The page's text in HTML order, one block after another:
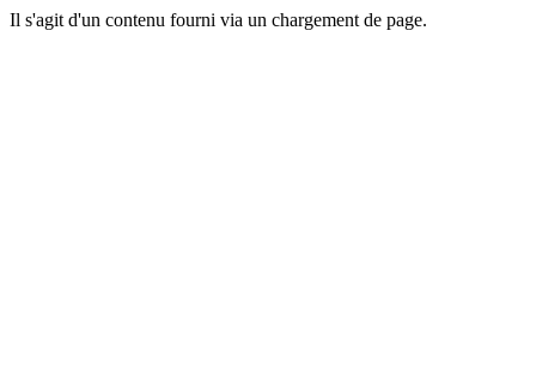
Il s'agit d'un contenu fourni via un chargement de page.